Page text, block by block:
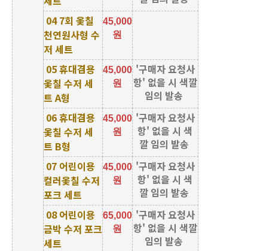
04 7회 옻칠
천연원사형 수
저 세트
45,000
원
05 휴대겸용
옻칠 수저 세
트 A형
45,000
원
'구매자 요청사
항' 없을 시 색깔
임의 발송
06 휴대겸용
옻칠 수저 세
트 B형
45,000
원
'구매자 요청사
항' 없을 시 색
깔 임의 발송
07 어린이용
컬러옻칠 수저
포크 세트
45,000
원
'구매자 요청사
항' 없을 시 색
깔 임의 발송
08 어린이용
금박 수저 포크
세트
65,000
원
'구매자 요청사
항' 없을 시 색깔
임의 발송